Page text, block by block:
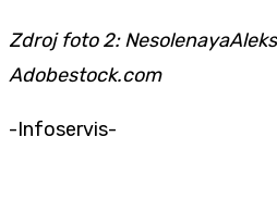
Zdroj foto 2:
Adobestock.com
-Infoservis-